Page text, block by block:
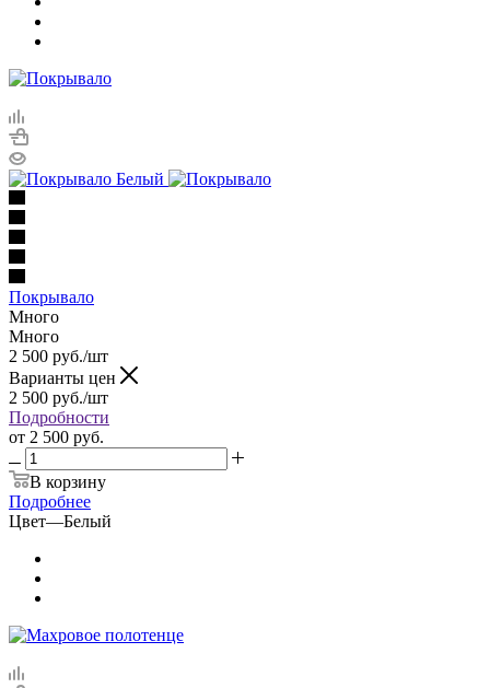
Покрывало
Много
Много
2 500 руб./шт
Варианты цен
2 500 руб./шт
Подробности
от 2 500 руб.
В корзину
Подробнее
Цвет—Белый